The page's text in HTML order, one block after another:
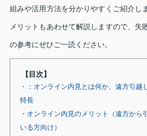
組みや活用方法を分かりやすくご紹介し
メリットもあわせて解説しますので、失
の参考にぜひご一読ください。
【目次】
・：オンライン内見とは何か、遠方引越
特長
・オンライン内見のメリット（遠方から
いる方向け）